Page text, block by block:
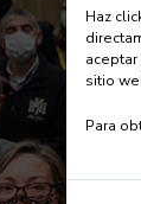
Haz
sitio
Para